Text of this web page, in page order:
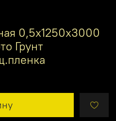
0,5х1250х3000
Грунт